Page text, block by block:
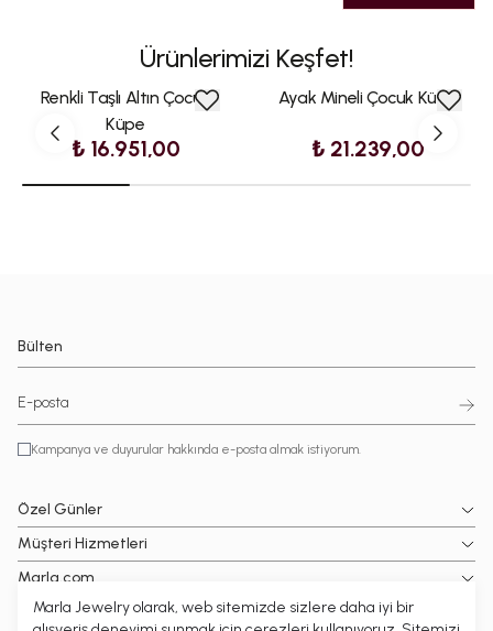
Marla Jewelry olarak, web sitemizde sizlere daha iyi bir
Ürünlerimizi Keşfet!
Renkli Taşlı Altın Çocuk
Küpe
₺ 16.951,00
Ayak Mineli Çocuk Küpe
₺ 21.239,00
Bülten
Kampanya ve duyurular hakkında e-posta almak istiyorum.
Özel Günler
Müşteri Hizmetleri
Marla.com
Popüler Kategoriler